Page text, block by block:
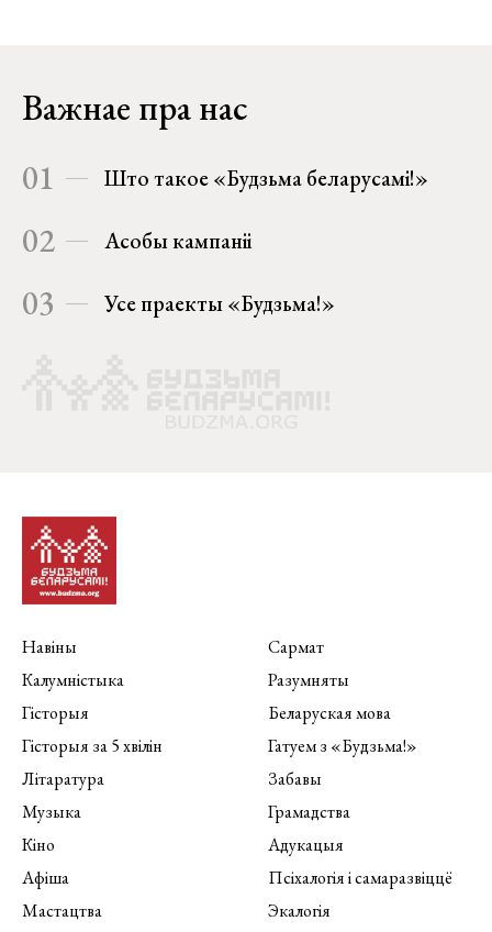
Важнае пра нас
01 Што такое «Будзьма беларусамі!»
02 Асобы кампаніі
03 Усе праекты «Будзьма!»
Навіны
Калумністыка
Гісторыя
Гісторыя за 5 хвілін
Літаратура
Музыка
Кіно
Афіша
Мастацтва
Сармат
Разумняты
Беларуская мова
Гатуем з «Будзьма!»
Забавы
Грамадства
Адукацыя
Псіхалогія і самаразвіццё
Экалогія